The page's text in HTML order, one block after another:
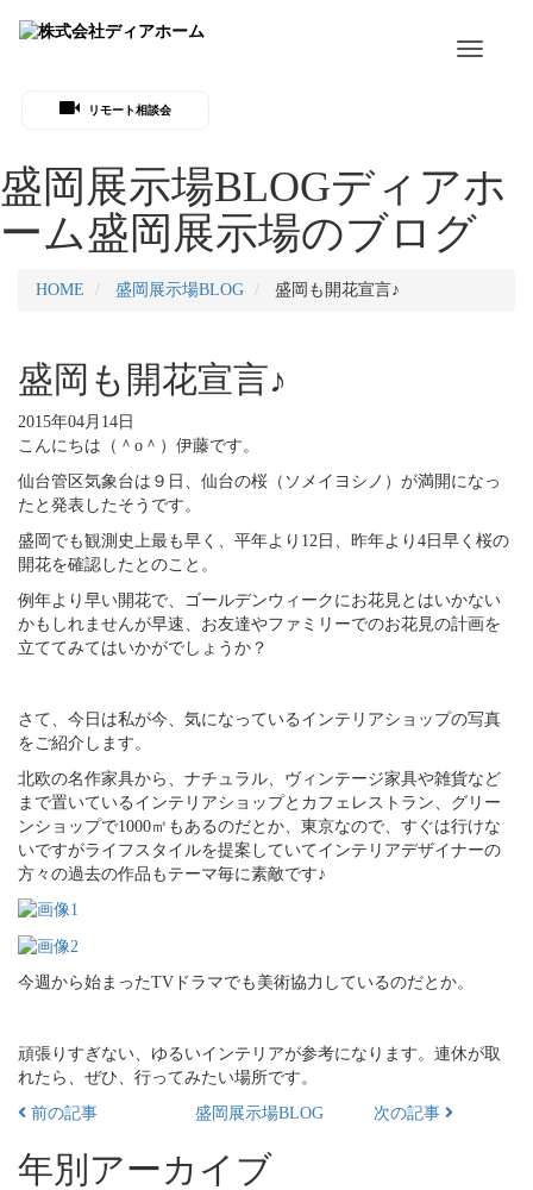
Toggle
リモート相談会
盛岡展示場BLOGディアホ
ーム盛岡展示場のブログ
HOME 盛岡展示場BLOG 盛岡も開花宣言♪
盛岡も開花宣言♪
2015年04月14日
こんにちは（＾o＾）伊藤です。
仙台管区気象台は９日、仙台の桜（ソメイヨシノ）が満開になっ
たと発表したそうです。
盛岡でも観測史上最も早く、平年より12日、昨年より4日早く桜の
開花を確認したとのこと。
例年より早い開花で、ゴールデンウィークにお花見とはいかない
かもしれませんが早速、お友達やファミリーでのお花見の計画を
立ててみてはいかがでしょうか？
さて、今日は私が今、気になっているインテリアショップの写真
をご紹介します。
北欧の名作家具から、ナチュラル、ヴィンテージ家具や雑貨など
まで置いているインテリアショップとカフェレストラン、グリー
ンショップで1000㎡もあるのだとか、東京なので、すぐは行けな
いですがライフスタイルを提案していてインテリアデザイナーの
方々の過去の作品もテーマ毎に素敵です♪
今週から始まったTVドラマでも美術協力しているのだとか。
頑張りすぎない、ゆるいインテリアが参考になります。連休が取
れたら、ぜひ、行ってみたい場所です。
前の記事
盛岡展示場BLOG 次の記事
年別アーカイブ